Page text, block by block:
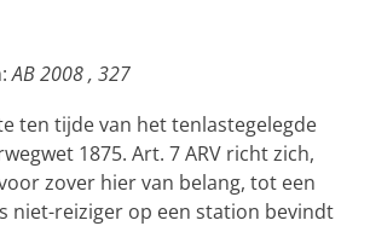
AB 2008 , 327
ten tijde van het tenlastegelegde
1875. Art. 7 ARV richt zich,
zover hier van belang, tot een
niet-reiziger op een station bevindt